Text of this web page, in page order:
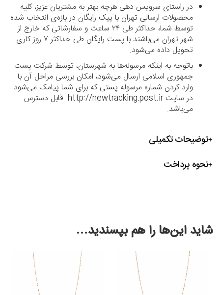
در راستای سرویس دهی هرچه بهتر به مشتریان عزیز، کلیه
محصولات ارسالی تهران با پیک رایگان در بازه‌ی انتخاب شده
توسط شما، حداکثر طی ۲۴ ساعت و سفارشاتی که خارج از
شهر تهران می‌باشند با پست رایگان طی حداکثر ۷ روز کاری
تحویل داده می‌شود.
باتوجه به اینکه مرسوله‌ها به شهرستان، توسط شرکت پست
جمهوری اسلامی ارسال می‌شود، امکان بررسی مراحل آن با
وارد کردن شماره مرسوله پستی که برای شما پیامک می‌شود
در سایت http://newtracking.post.ir قابل دسترس
می‌باشد.
توضیحات تکمیلی
نحوه پرداخت
شاید این‌ها را هم بپسندید…